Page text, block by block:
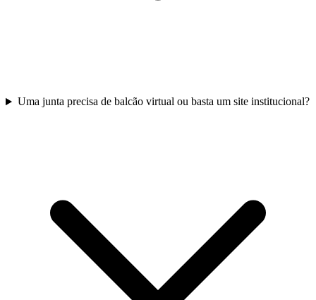
Uma junta precisa de balcão virtual ou basta um site institucional?